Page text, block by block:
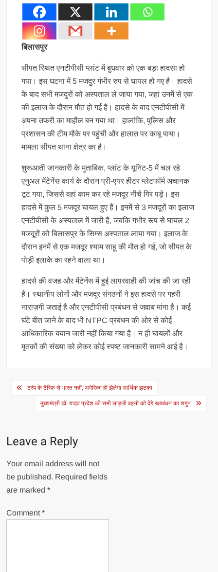
बिलासपुर
सीपत स्थित एनटीपीसी प्लांट में बुधवार को एक बड़ा हादसा हो
गया। इस घटना में 5 मजदुर गंभीर रुप से घायल हो गए है। हादसे
के बाद सभी मजदुरों को अस्पताल ले जाया गया, जहां उनमें से एक
की इलाज के दौरान मौत हो गई है। हादसे के बाद एनटीपीसी में
अपना तफरी का माहौल बन गया था। हालांकि, पुलिस और
प्रशासन की टीम मौके पर पहुंची और हालात पर काबू पाया।
मामला सीपत थाना क्षेत्र का है।
शुरूआती जानकारी के मुताबिक, प्लांट के यूनिट-5 में चल रहे
एनुअल मेंटेनेंस कार्य के दौरान प्री-एयर हीटर प्लेटफॉर्म अचानक
टूट गया, जिससे वहां काम कर रहे मजदूर नीचे गिर पड़े। इस
हादसे में कुल 5 मजदूर घायल हुए हैं। इनमें से 3 मजदूरों का इलाज
एनटीपीसी के अस्पताल में जारी है, जबकि गंभीर रूप से घायल 2
मजदूरों को बिलासपुर के सिम्स अस्पताल लाया गया। इलाज के
दौरान इनमें से एक मजदूर श्याम साहू की मौत हो गई, जो सीपत के
पोड़ी इलाके का रहने वाला था।
हादसे की वजह और मेंटेनेंस में हुई लापरवाही की जांच की जा रही
है। स्थानीय लोगों और मजदूर संगठनों ने इस हादसे पर गहरी
नाराज़गी जताई है और एनटीपीसी प्रबंधन से जवाब मांगा है। कई
घंटे बीत जाने के बाद भी NTPC प्रबंधन की ओर से कोई
आधिकारिक बयान जारी नहीं किया गया है। न ही घायलों और
मृतकों की संख्या को लेकर कोई स्पष्ट जानकारी सामने आई है।
Post
navigation
ट्रंप के टैरिफ से भारत नहीं, अमेरिका ही झेलेगा आर्थिक झटका
मुख्यमंत्री डॉ. यादव प्रदेश की सभी लाड़ली बहनों को देंगे रक्षाबंधन का शगुन
Leave a Reply
Your email address will not
be published. Required fields
are marked*
Comment*